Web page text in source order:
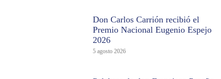
Don Carlos Carrión recibió el
Premio Nacional Eugenio Espejo
2026
5 agosto 2026